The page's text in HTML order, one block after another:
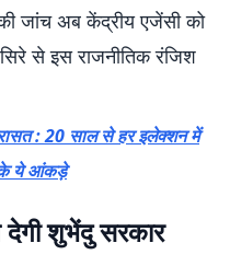
की जांच अब केंद्रीय एजेंसी को
से इस राजनीतिक रंजिश
: 20 साल से हर इलेक्शन में
के ये आंकड़े
देगी शुभेंदु सरकार